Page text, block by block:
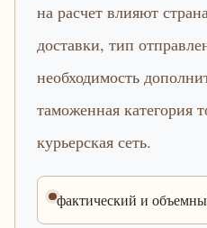
на расчет влияют
доставки, тип
необходимость
таможенная категория
курьерская сеть.
фактический и